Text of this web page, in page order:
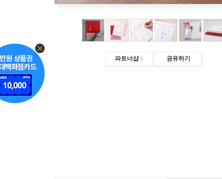
파트너샵 공유하기